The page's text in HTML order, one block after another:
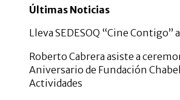
Últimas Noticias
Lleva SEDESOQ “Cine Contigo”
Roberto Cabrera asiste a
Aniversario de Fundación
Actividades